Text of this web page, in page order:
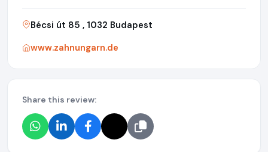
Bécsi út 85 , 1032 Budapest
www.zahnungarn.de
Share this review: